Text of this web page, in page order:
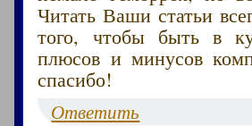
Читать Ваши статьи
того, чтобы быть в
плюсов и минусов
спасибо!
Ответить